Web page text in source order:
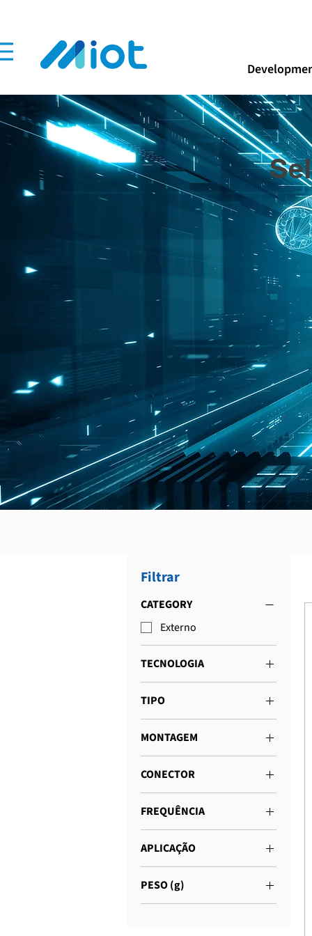
Filtrar
CATEGORY
Externo
TECNOLOGIA
2G/3G/ISM
TIPO
Chicote fixo
MONTAGEM
Conector
Magnético
CONECTOR
SMA
FREQUÊNCIA
433 MHz
APLICAÇÃO
Portais
Rádios
PESO (g)
50 - 100